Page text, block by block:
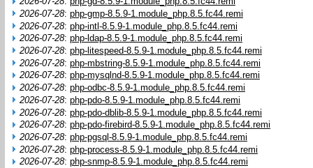
2026-07-28: php-gmp-8.5.9-1.module_php.8.5.fc44.remi
2026-07-28: php-intl-8.5.9-1.module_php.8.5.fc44.remi
2026-07-28: php-ldap-8.5.9-1.module_php.8.5.fc44.remi
2026-07-28: php-litespeed-8.5.9-1.module_php.8.5.fc44.remi
2026-07-28: php-mbstring-8.5.9-1.module_php.8.5.fc44.remi
2026-07-28: php-mysqlnd-8.5.9-1.module_php.8.5.fc44.remi
2026-07-28: php-odbc-8.5.9-1.module_php.8.5.fc44.remi
2026-07-28: php-pdo-8.5.9-1.module_php.8.5.fc44.remi
2026-07-28: php-pdo-dblib-8.5.9-1.module_php.8.5.fc44.remi
2026-07-28: php-pdo-firebird-8.5.9-1.module_php.8.5.fc44.remi
2026-07-28: php-pgsql-8.5.9-1.module_php.8.5.fc44.remi
2026-07-28: php-process-8.5.9-1.module_php.8.5.fc44.remi
2026-07-28: php-snmp-8.5.9-1.module_php.8.5.fc44.remi